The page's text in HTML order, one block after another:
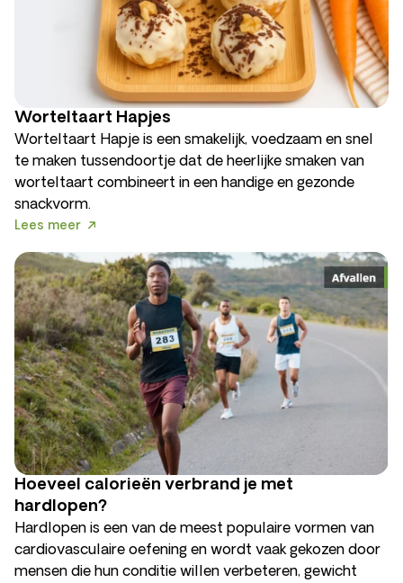
Worteltaart Hapjes
Worteltaart Hapje is een smakelijk, voedzaam en snel
te maken tussendoortje dat de heerlijke smaken van
worteltaart combineert in een handige en gezonde
snackvorm.
Lees meer
Hoeveel calorieën verbrand je met
hardlopen?
Hardlopen is een van de meest populaire vormen van
cardiovasculaire oefening en wordt vaak gekozen door
mensen die hun conditie willen verbeteren, gewicht